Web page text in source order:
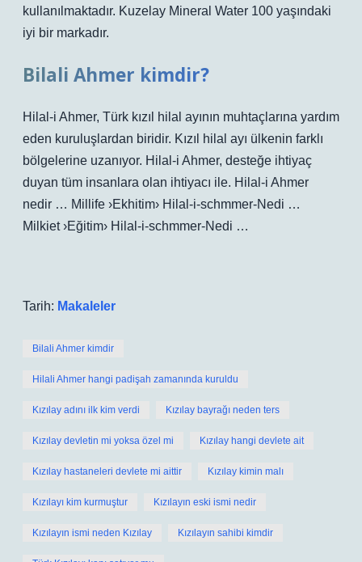
kullanılmaktadır. Kuzelay Mineral Water 100 yaşındaki
iyi bir markadır.
Bilali Ahmer kimdir?
Hilal-i Ahmer, Türk kızıl hilal ayının muhtaçlarına yardım
eden kuruluşlardan biridir. Kızıl hilal ayı ülkenin farklı
bölgelerine uzanıyor. Hilal-i Ahmer, desteğe ihtiyaç
duyan tüm insanlara olan ihtiyacı ile. Hilal-i Ahmer
nedir … Millife ›Ekhitim› Hilal-i-schmmer-Nedi …
Milkiet ›Eğitim› Hilal-i-schmmer-Nedi …
Tarih: Makaleler
Bilali Ahmer kimdir
Hilali Ahmer hangi padişah zamanında kuruldu
Kızılay adını ilk kim verdi Kızılay bayrağı neden ters
Kızılay devletin mi yoksa özel mi Kızılay hangi devlete ait
Kızılay hastaneleri devlete mi aittir Kızılay kimin malı
Kızılayı kim kurmuştur Kızılayın eski ismi nedir
Kızılayın ismi neden Kızılay Kızılayın sahibi kimdir